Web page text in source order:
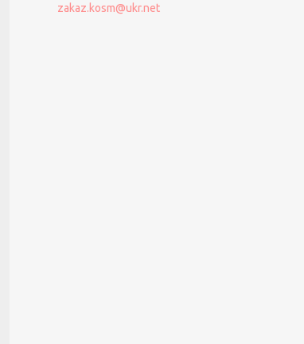
zakaz.kosm@ukr.net